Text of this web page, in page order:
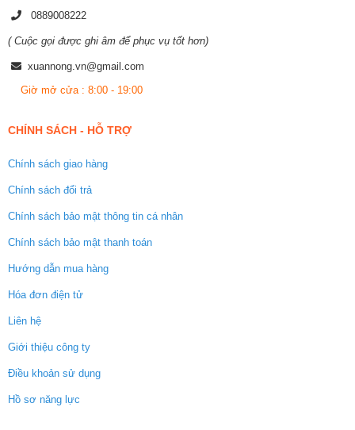
0889008222
( Cuộc gọi được ghi âm để phục vụ tốt hơn)
xuannong.vn@gmail.com
Giờ mở cửa : 8:00 - 19:00
CHÍNH SÁCH - HỖ TRỢ
Chính sách giao hàng
Chính sách đổi trả
Chính sách bảo mật thông tin cá nhân
Chính sách bảo mật thanh toán
Hướng dẫn mua hàng
Hóa đơn điện tử
Liên hệ
Giới thiệu công ty
Điều khoản sử dụng
Hồ sơ năng lực